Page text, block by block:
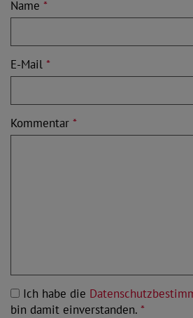
Name *
E-Mail *
Kommentar *
Ich habe die
bin damit einverstanden. *